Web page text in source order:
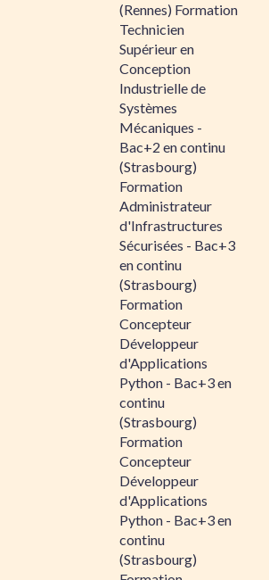
(Rennes) Formation
Technicien
Supérieur en
Conception
Industrielle de
Systèmes
Mécaniques -
Bac+2 en continu
(Strasbourg)
Formation
Administrateur
d'Infrastructures
Sécurisées - Bac+3
en continu
(Strasbourg)
Formation
Concepteur
Développeur
d'Applications
Python - Bac+3 en
continu
(Strasbourg)
Formation
Concepteur
Développeur
d'Applications
Python - Bac+3 en
continu
(Strasbourg)